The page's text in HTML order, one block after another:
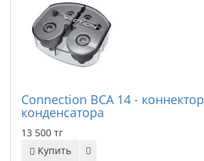
Connection BCA 14 - коннектор
конденсатора
13 500 тг
Купить